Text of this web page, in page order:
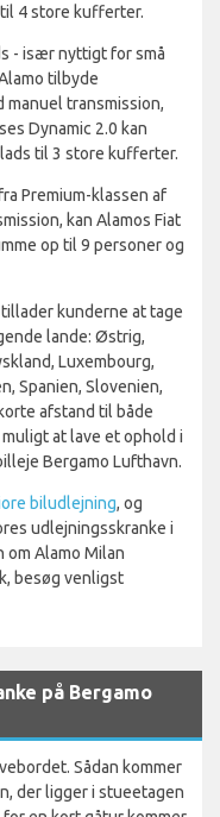
4 store kufferter.
- især nyttigt for små
tilbyde
transmission,
Dynamic 2.0 kan
til 3 store kufferter.
Premium-klassen af
kan Alamos Fiat
op til 9 personer og
kunderne at tage
lande: Østrig,
Luxembourg,
Spanien, Slovenien,
afstand til både
at lave et ophold i
Bergamo Lufthavn.
biludlejning, og
udlejningsskranke i
om Alamo Milan
besøg venligst
på Bergamo
Sådan kommer
der ligger i stueetagen